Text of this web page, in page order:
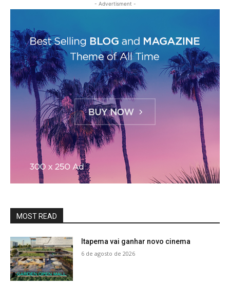
- Advertisment -
MOST READ
Itapema vai ganhar novo cinema
6 de agosto de 2026